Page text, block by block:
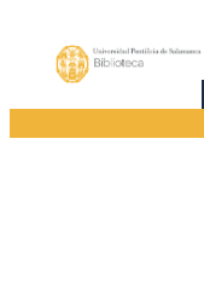
contenido